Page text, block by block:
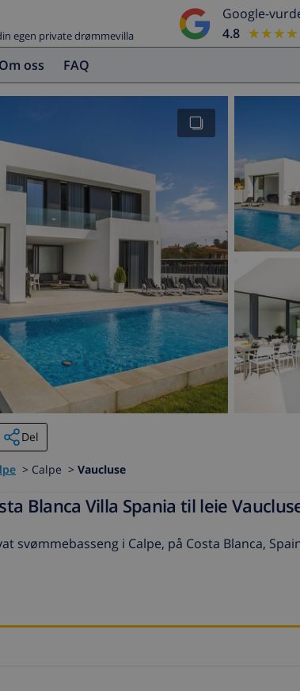
egen private drømmevilla
Google-
4.8
Om oss FAQ
Del
> Calpe > Vaucluse
Blanca Villa Spania til leie
svømmebasseng i Calpe, på Costa Blanca,